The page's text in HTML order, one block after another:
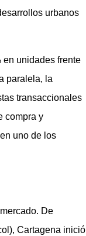
urbanos
en unidades frente
paralela, la
transaccionales
compra y
uno de los
De
Cartagena inició